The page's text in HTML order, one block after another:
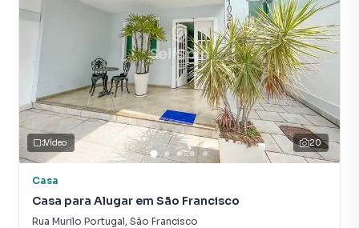
20
Vídeo
Casa
Casa para Alugar em São Francisco
Rua Murilo Portugal, São Francisco